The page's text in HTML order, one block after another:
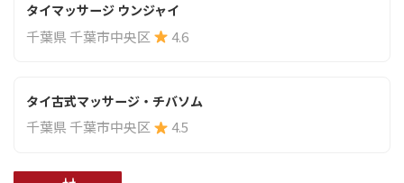
タイマッサージ ウンジャイ
千葉県 千葉市中央区 4.6
タイ古式マッサージ・チバソム
千葉県 千葉市中央区 4.5